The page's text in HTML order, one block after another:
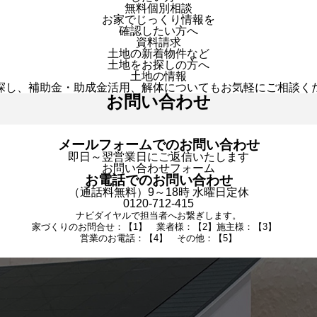
無料個別相談
お家でじっくり情報を
確認したい方へ
資料請求
土地の新着物件など
土地をお探しの方へ
土地の情報
、補助金・助成金活用、解体についてもお気軽にご相談く
お問い合わせ
メールフォームでのお問い合わせ
即日～翌営業日にご返信いたします
お問い合わせフォーム
お電話でのお問い合わせ
（通話料無料）9～18時 水曜日定休
0120-712-415
ナビダイヤルで担当者へお繋ぎします。
家づくりのお問合せ：【1】 業者様：【2】施主様：【3】
営業のお電話：【4】 その他：【5】